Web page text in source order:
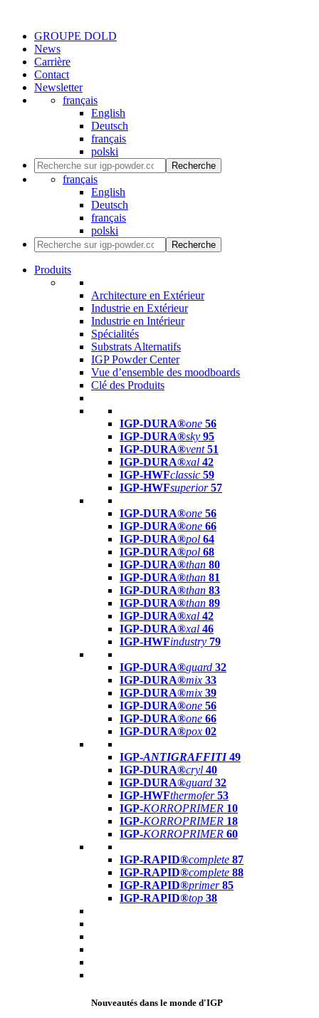
GROUPE DOLD
News
Carrière
Contact
Newsletter
français
English
Deutsch
français
polski
Recherche
français
English
Deutsch
français
polski
Recherche
Produits
Architecture en Extérieur
Industrie en Extérieur
Industrie en Intérieur
Spécialités
Substrats Alternatifs
IGP Powder Center
Vue d’ensemble des moodboards
Clé des Produits
IGP-DURA®one 56
IGP-DURA®sky 95
IGP-DURA®vent 51
IGP-DURA®xal 42
IGP-HWFclassic 59
IGP-HWFsuperior 57
IGP-DURA®one 56
IGP-DURA®one 66
IGP-DURA®pol 64
IGP-DURA®pol 68
IGP-DURA®than 80
IGP-DURA®than 81
IGP-DURA®than 83
IGP-DURA®than 89
IGP-DURA®xal 42
IGP-DURA®xal 46
IGP-HWFindustry 79
IGP-DURA®guard 32
IGP-DURA®mix 33
IGP-DURA®mix 39
IGP-DURA®one 56
IGP-DURA®one 66
IGP-DURA®pox 02
IGP-ANTIGRAFFITI49
IGP-DURA®cryl 40
IGP-DURA®guard 32
IGP-HWFthermofer 53
IGP-KORROPRIMER 10
IGP-KORROPRIMER 18
IGP-KORROPRIMER 60
IGP-RAPID®complete 87
IGP-RAPID®complete 88
IGP-RAPID®primer 85
IGP-RAPID®top 38
Nouveautés dans le monde d'IGP